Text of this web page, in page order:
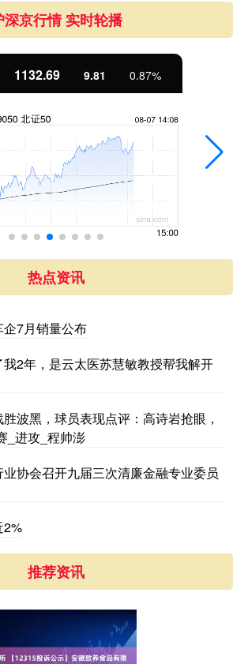
深京行情 实时轮播
1132.69 9.81 0.87%
热点资讯
7月销量公布
2年，是云太医苏慧敏教授帮我解开
波黑，球员表现点评：高诗岩抢眼，
_进攻_程帅澎
协会召开九届三次清廉金融专业委员
2%
推荐资讯